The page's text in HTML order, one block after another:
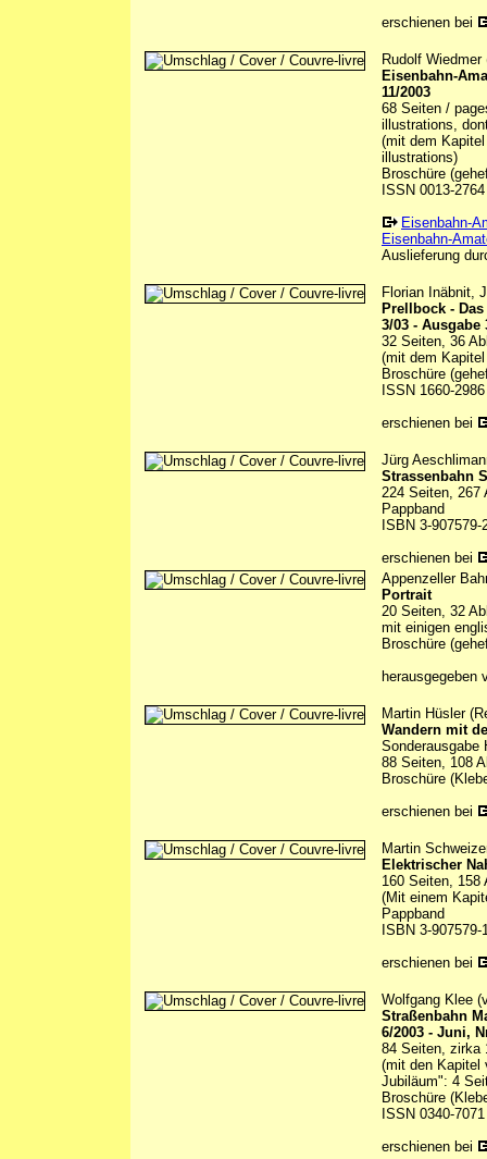
erschienen bei
Rudolf
Eisenbahn-
11/2003
68 Seiten /
illustrations,
(mit dem
illustrations)
Broschüre
ISSN 0013-2764
Eisenbahn-
Eisenbahn-
Auslieferung
Florian Inäbnit,
Prellbock -
3/03 - Ausgabe
32 Seiten, 36
(mit dem
Broschüre
ISSN 1660-2986
erschienen bei
Jürg
Strassenbahn
224 Seiten, 267
Pappband
ISBN 3-907579-
erschienen bei
Appenzeller
Portrait
20 Seiten, 32
mit einigen
Broschüre
herausgegeben
Martin Hüsler
Wandern mit
Sonderausgabe
88 Seiten, 108
Broschüre
erschienen bei
Martin
Elektrischer
160 Seiten, 158
(Mit einem
Pappband
ISBN 3-907579-
erschienen bei
Wolfgang Klee
Straßenbahn
6/2003 - Juni,
84 Seiten, zirka
(mit den Kapitel
Jubiläum": 4
Broschüre
ISSN 0340-7071
erschienen bei